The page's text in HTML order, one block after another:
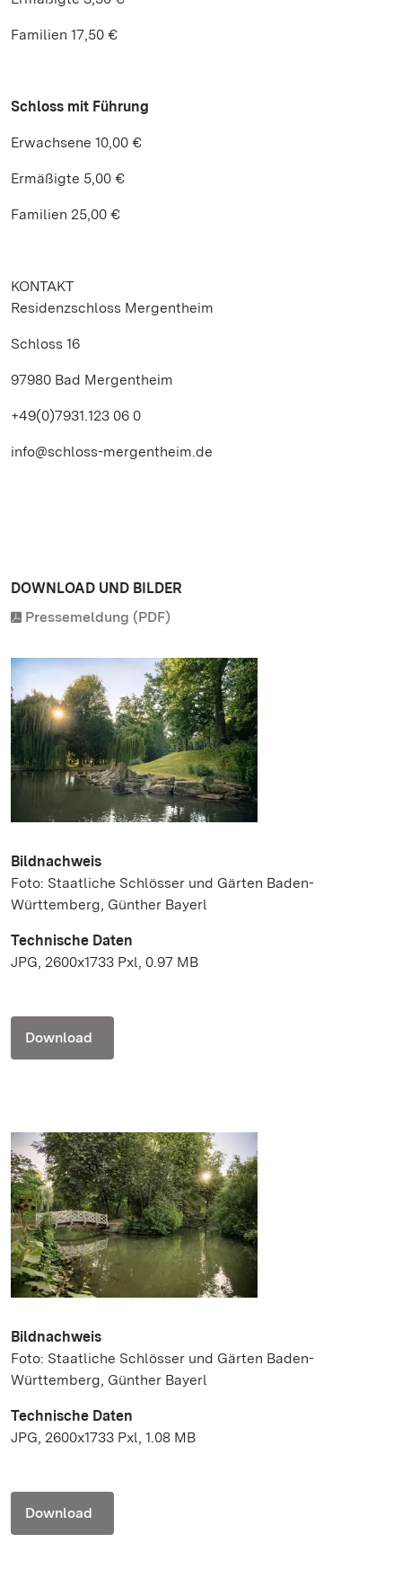
Familien 17,50 €
Schloss mit Führung
Erwachsene 10,00 €
Ermäßigte 5,00 €
Familien 25,00 €
KONTAKT
Residenzschloss Mergentheim
Schloss 16
97980 Bad Mergentheim
+49(0)7931.123 06 0
info@schloss-mergentheim.de
DOWNLOAD UND BILDER
Pressemeldung (PDF)
Bildnachweis
Foto: Staatliche Schlösser und Gärten Baden-
Württemberg, Günther Bayerl
Technische Daten
JPG, 2600x1733 Pxl, 0.97 MB
Download
Bildnachweis
Foto: Staatliche Schlösser und Gärten Baden-
Württemberg, Günther Bayerl
Technische Daten
JPG, 2600x1733 Pxl, 1.08 MB
Download